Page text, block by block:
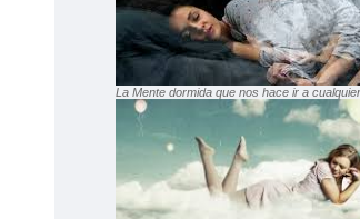
La Mente dormida que nos hace ir a